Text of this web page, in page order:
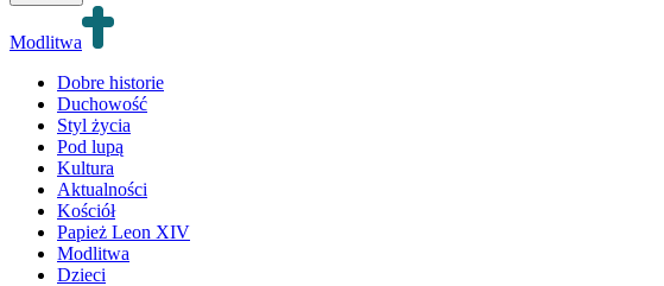
Modlitwa
Dobre historie
Duchowość
Styl życia
Pod lupą
Kultura
Aktualności
Kościół
Papież Leon XIV
Modlitwa
Dzieci